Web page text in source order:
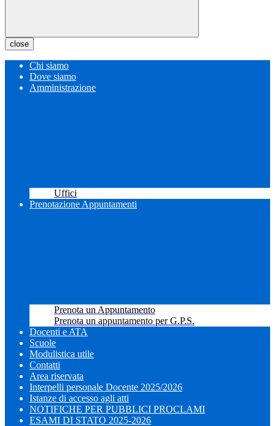
close
Chi siamo
Dove siamo
Amministrazione
Uffici
Prenotazione Appuntamenti
Prenota un Appuntamento
Prenota un appuntamento per G.P.S.
Docenti e ATA
Scuole
Modulistica utile
Contatti
Area riservata
Interpelli personale Docente 2025/2026
Istanze di accesso agli atti
NOTIFICHE PER PUBBLICI PROCLAMI
ESAMI DI STATO 2025-2026